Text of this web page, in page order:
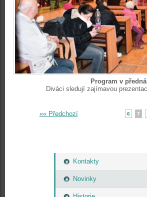
Kontakty
Novinky
Program v
Diváci sledují zajímavou
«« Předchozí 6 7